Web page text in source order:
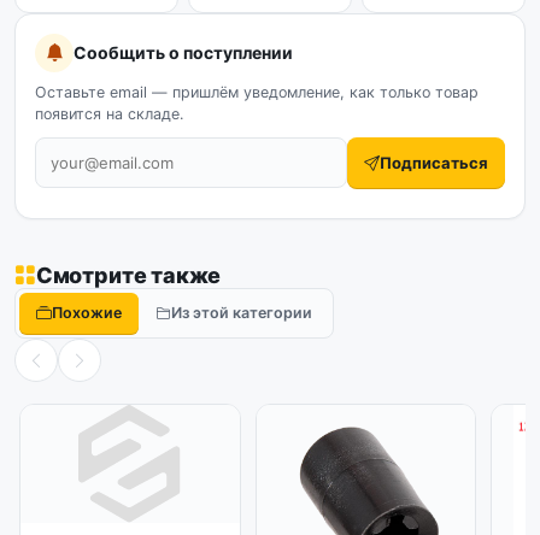
Сообщить о поступлении
Оставьте email — пришлём уведомление, как только товар
появится на складе.
Подписаться
Смотрите также
Похожие Из этой категории